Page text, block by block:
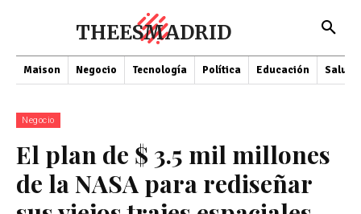
THEESMADRID
Maison Negocio Tecnología Política Educación Salud
Negocio
El plan de $ 3.5 mil millones
de la NASA para rediseñar